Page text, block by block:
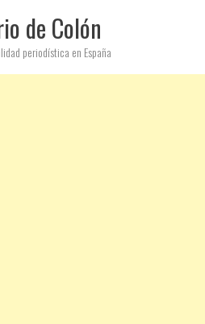
de Colón
periodística en España